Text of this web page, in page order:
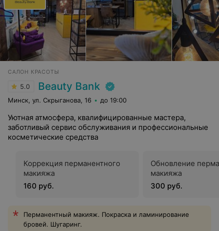
САЛОН КРАСОТЫ
5.0 Beauty Bank
Минск, ул. Скрыганова, 16 до 19:00
Уютная атмосфера, квалифицированные мастера,
заботливый сервис обслуживания и профессиональные
косметические средства
Коррекция перманентного
макияжа
160 руб.
Обновление
макияжа
300 руб.
Перманентный макияж. Покраска и ламинирование
бровей. Шугаринг.